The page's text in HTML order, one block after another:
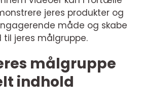
jeres produkter og
måde og skabe
jeres målgruppe.
målgruppe
indhold